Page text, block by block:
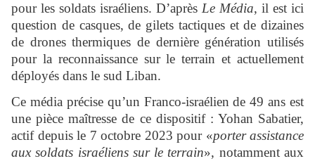
pour les soldats israéliens. D’après Le Média, il est ici
question de casques, de gilets tactiques et de dizaines
de drones thermiques de dernière génération utilisés
pour la reconnaissance sur le terrain et actuellement
déployés dans le sud Liban.
Ce média précise qu’un Franco-israélien de 49 ans est
une pièce maîtresse de ce dispositif : Yohan Sabatier,
actif depuis le 7 octobre 2023 pour «porter assistance
aux soldats israéliens sur le terrain», notamment aux